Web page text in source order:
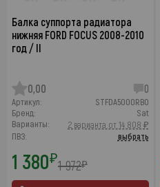
Балка суппорта радиатора
нижняя FORD FOCUS 2008-2010
год / II
0,00 0
Артикул:
STFDA5000RB0
Бренд:
Sat
Варианты:
2 варианта от 14 808 ₽
ПВЗ:
выбрать
1 380₽1 972₽